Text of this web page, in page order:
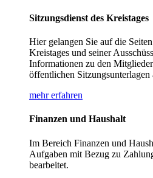
Sitzungsdienst des Kreistages
Hier gelangen Sie auf die
Kreistages und seiner
Informationen zu den
öffentlichen Sitzungsunterlagen
mehr erfahren
Finanzen und Haushalt
Im Bereich Finanzen und
Aufgaben mit Bezug zu
bearbeitet.